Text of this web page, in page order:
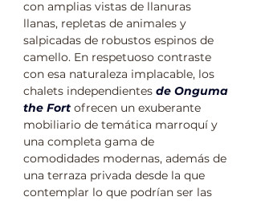
con amplias vistas de llanuras
llanas, repletas de animales y
salpicadas de robustos espinos de
camello. En respetuoso contraste
con esa naturaleza implacable, los
chalets independientes de Onguma
the Fort ofrecen un exuberante
mobiliario de temática marroquí y
una completa gama de
comodidades modernas, además de
una terraza privada desde la que
contemplar lo que podrían ser las